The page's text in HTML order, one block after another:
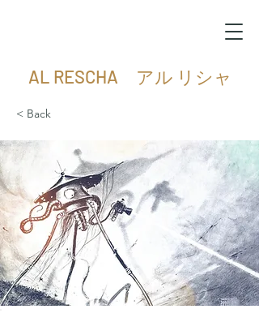
AL RESCHA アル リシャ
< Back